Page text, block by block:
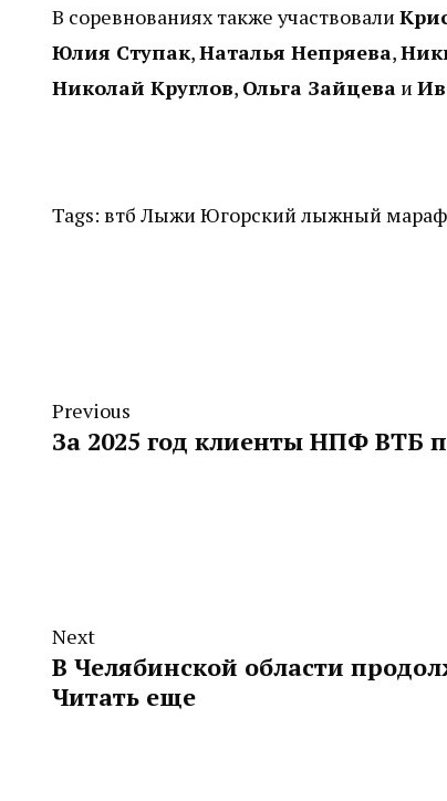
В соревнованиях также участвовали
Юлия Ступак,Наталья Непряева,
Николай Круглов, Ольга Зайцева и
Tags: втб Лыжи Югорский лыжный
Previous
За 2025 год клиенты НПФ ВТБ
Next
В Челябинской области
Читать еще